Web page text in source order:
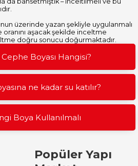
üzerinde yazan şekliyle uygulanmalı
aşacak şekilde inceltme
doğru sonucu doğurmaktadır.
Cephe Boyası Hangisi?
ne kadar su katılır?
Boya Kullanılmalı
Popüler Yapı